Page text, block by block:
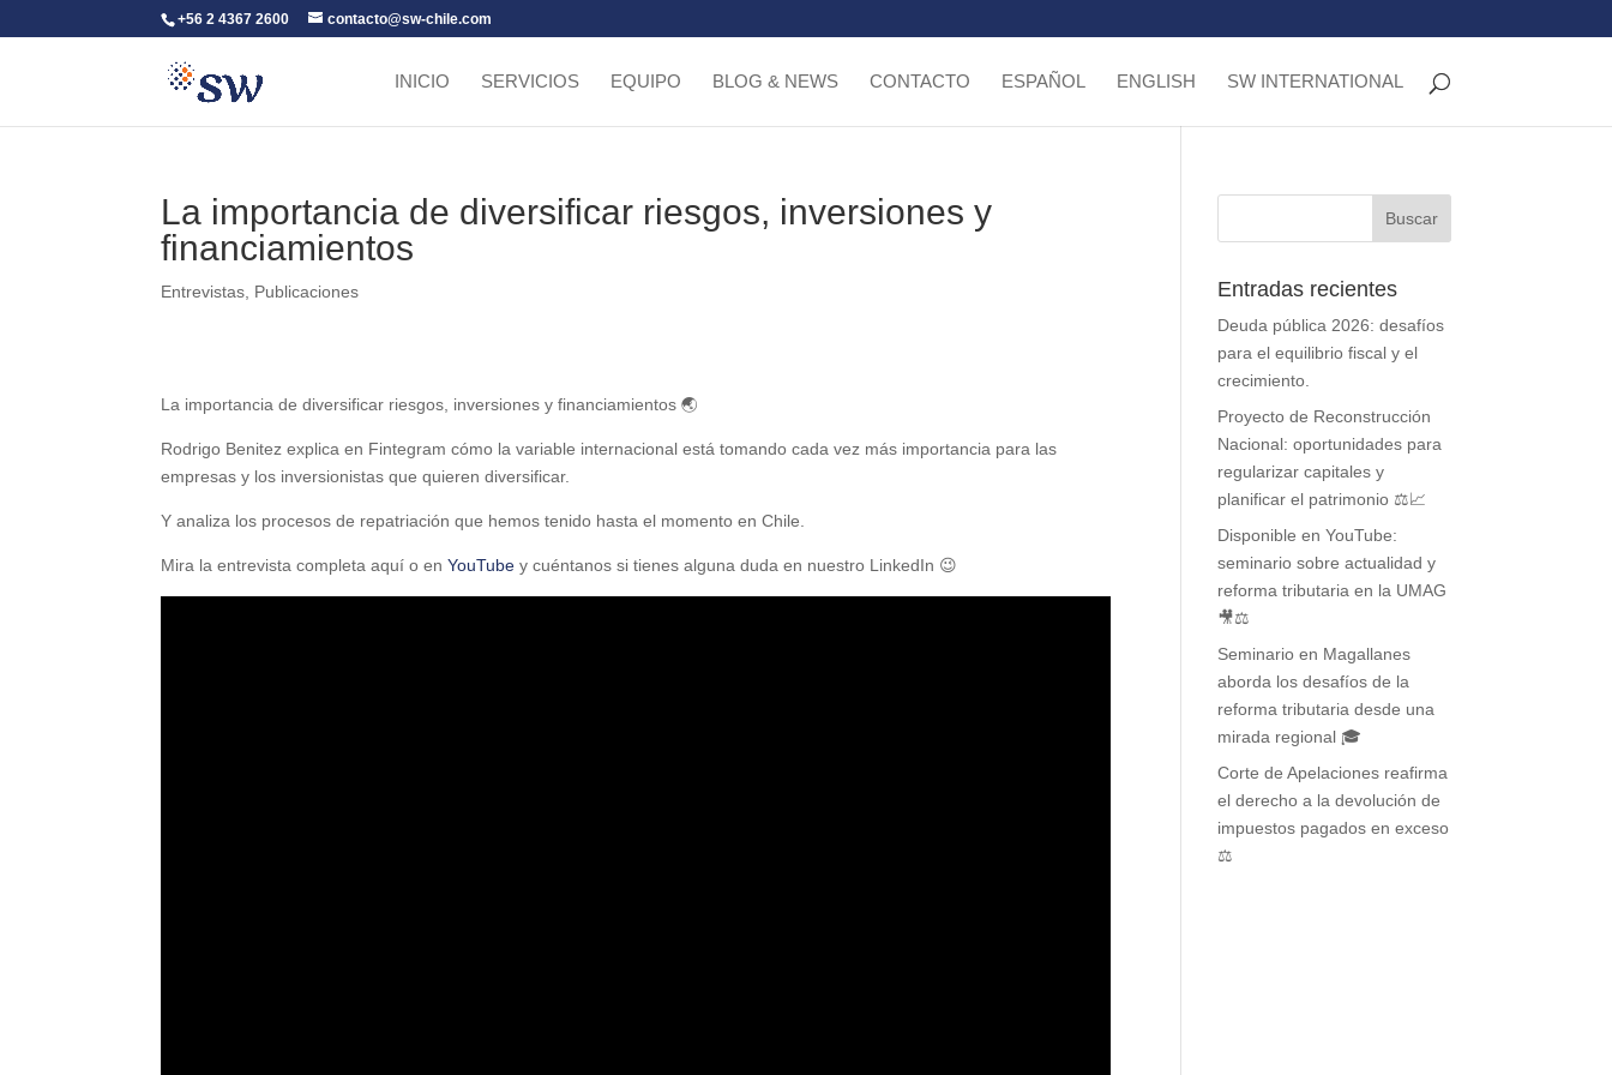
+56 2 4367 2600 contacto@sw-chile.com
INICIO SERVICIOS EQUIPO BLOG & NEWS CONTACTO ESPAÑOL ENGLISH SW INTERNATIONAL
La importancia de diversificar riesgos, inversiones y
financiamientos
Entrevistas Publicaciones
La importancia de diversificar riesgos, inversiones y financiamientos 🌏
Rodrigo Benitez explica en Fintegram cómo la variable internacional está tomando cada vez más importancia para las
empresas y los inversionistas que quieren diversificar.
Y analiza los procesos de repatriación que hemos tenido hasta el momento en Chile.
Mira la entrevista completa aquí o enYouTube y cuéntanos si tienes alguna duda en nuestro LinkedIn 😉
Entradas recientes
Deuda pública 2026: desafíos
para el equilibrio fiscal y el
crecimiento.
Proyecto de Reconstrucción
Nacional: oportunidades para
regularizar capitales y
planificar el patrimonio ⚖️📈
Disponible en YouTube:
seminario sobre actualidad y
reforma tributaria en la UMAG
🎥⚖️
Seminario en Magallanes
aborda los desafíos de la
reforma tributaria desde una
mirada regional 🎓
Corte de Apelaciones reafirma
el derecho a la devolución de
impuestos pagados en exceso
⚖️